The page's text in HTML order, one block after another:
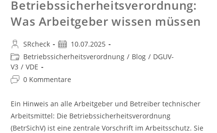
Betriebssicherheitsverordnung:
Was Arbeitgeber wissen müssen
SRcheck
10.07.2025
Betriebssicherheitsverordnung / Blog / DGUV-
V3 / VDE
0 Kommentare
Ein Hinweis an alle Arbeitgeber und Betreiber technischer
Arbeitsmittel: Die Betriebssicherheitsverordnung
(BetrSichV) ist eine zentrale Vorschrift im Arbeitsschutz. Sie